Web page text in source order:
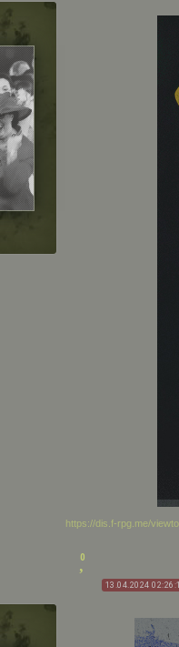
https://dis.f-rpg.me/
0
13.04.2024